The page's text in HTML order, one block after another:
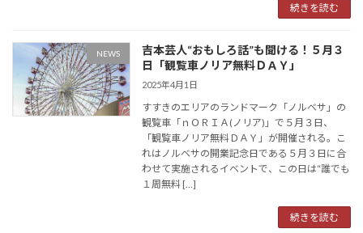
続きを読む
NEWS
吉本芸人“おもしろ話”も聞ける！５月３
日「観覧車ノリア無料ＤＡＹ」
2025年4月1日
すすきのエリアのランドマーク「ノルベサ」の
観覧車「ｎＯＲＩＡ(ノリア)」で５月３日、
「観覧車ノリア無料ＤＡＹ」が開催される。こ
れはノルベサの開業記念日である５月３日に合
わせて実施されるイベントで、この日は“誰でも
１周無料 […]
続きを読む